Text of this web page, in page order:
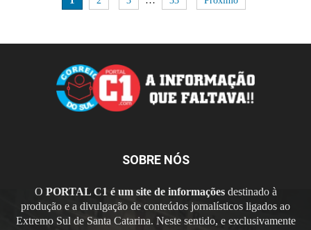
SOBRE NÓS
O PORTAL C1 é um site de informaçõesdestinado à
produção e a divulgação de conteúdos jornalísticos ligados ao
Extremo Sul de Santa Catarina. Neste sentido, e exclusivamente